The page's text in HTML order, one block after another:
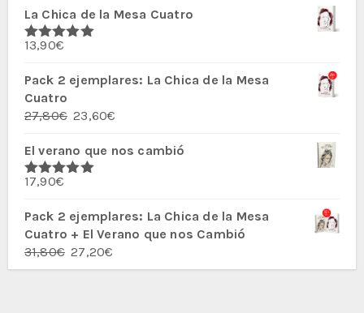
La Chica de la Mesa Cuatro
Valorado
5
13,90€
Pack 2 ejemplares: La Chica de la Mesa
Cuatro
27,80€ El
original
era:
23,60€
actual
El verano que nos cambió
Valorado
5
17,90€
Pack 2 ejemplares: La Chica de la Mesa
Cuatro + El Verano que nos Cambió
31,80€ El
precio
27,20€
precio